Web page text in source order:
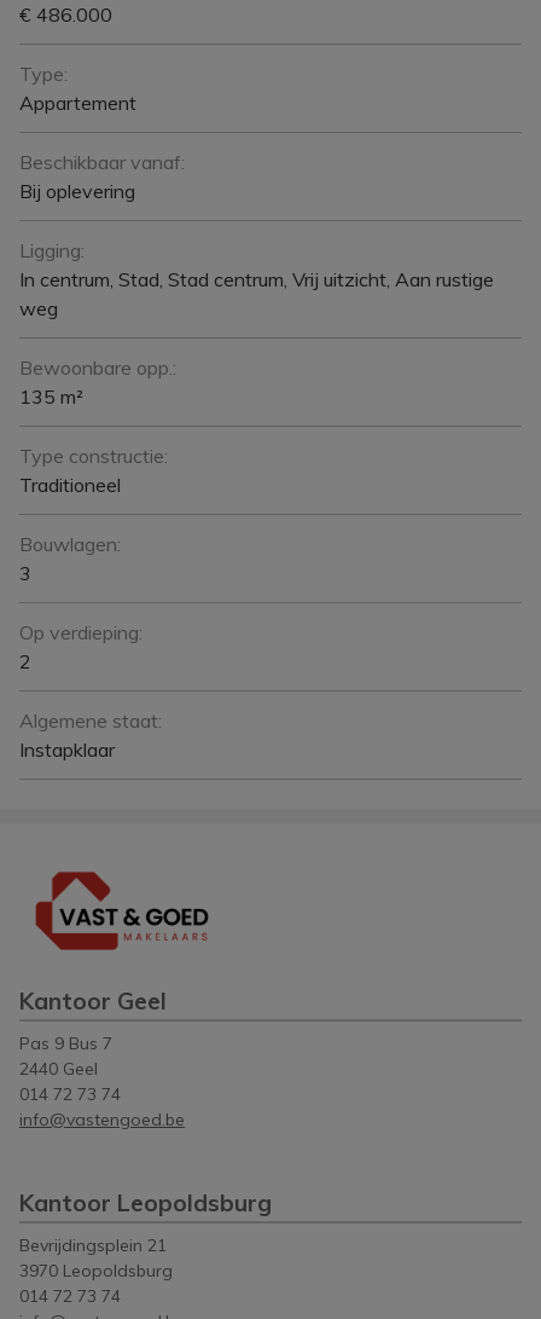
€ 486.000
Type:
Appartement
Beschikbaar vanaf:
Bij oplevering
Ligging:
In centrum, Stad, Stad centrum, Vrij uitzicht, Aan rustige
weg
Bewoonbare opp.:
135 m²
Type constructie:
Traditioneel
Bouwlagen:
3
Op verdieping:
2
Algemene staat:
Instapklaar
Kantoor Geel
Pas 9 Bus 7
2440 Geel
014 72 73 74
info@vastengoed.be
Kantoor Leopoldsburg
Bevrijdingsplein 21
3970 Leopoldsburg
014 72 73 74